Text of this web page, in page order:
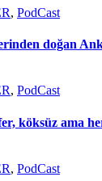
, PodCast
doğan
, PodCast
köksüz ama
, PodCast